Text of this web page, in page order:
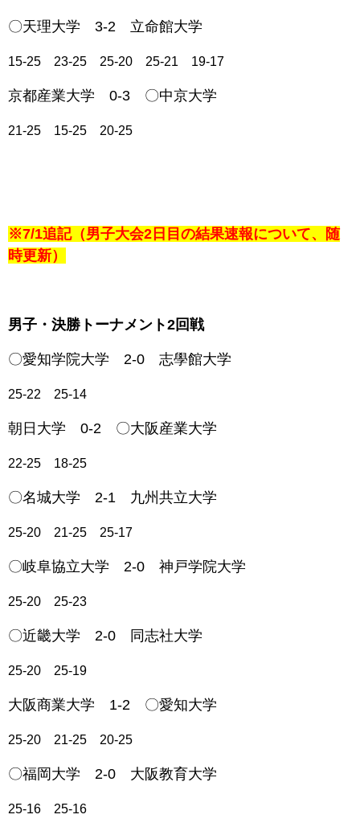
〇天理大学 3-2 立命館大学
15-25 23-25 25-20 25-21 19-17
京都産業大学 0-3 〇中京大学
21-25 15-25 20-25
※7/1追記（男子大会2日目の結果速報について、随
時更新）
男子・決勝トーナメント2回戦
〇愛知学院大学 2-0 志學館大学
25-22 25-14
朝日大学 0-2 〇大阪産業大学
22-25 18-25
〇名城大学 2-1 九州共立大学
25-20 21-25 25-17
〇岐阜協立大学 2-0 神戸学院大学
25-20 25-23
〇近畿大学 2-0 同志社大学
25-20 25-19
大阪商業大学 1-2 〇愛知大学
25-20 21-25 20-25
〇福岡大学 2-0 大阪教育大学
25-16 25-16